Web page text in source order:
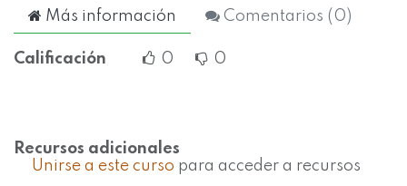
Más información Comentarios ( 0 )
Calificación 0 0
Recursos adicionales
Unirse a este curso para acceder a recursos